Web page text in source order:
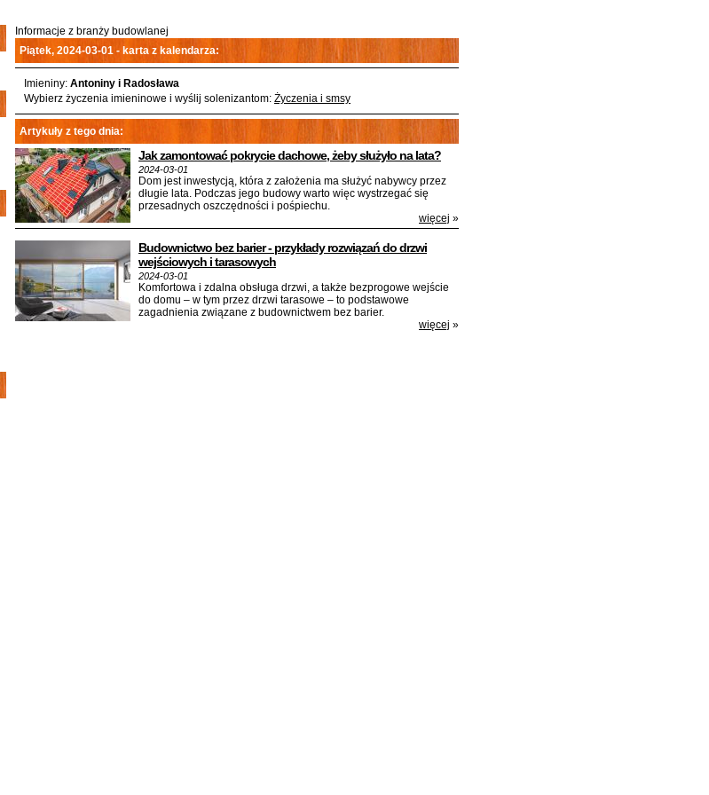
Informacje z branży budowlanej
Piątek, 2024-03-01 - karta z kalendarza:
Imieniny: Antoniny i Radosława
Wybierz życzenia imieninowe i wyślij solenizantom: Życzenia i smsy
Artykuły z tego dnia:
Jak zamontować pokrycie dachowe, żeby służyło na lata?
2024-03-01
Dom jest inwestycją, która z założenia ma służyć nabywcy przez
długie lata. Podczas jego budowy warto więc wystrzegać się
przesadnych oszczędności i pośpiechu.
więcej »
Budownictwo bez barier - przykłady rozwiązań do drzwi
wejściowych i tarasowych
2024-03-01
Komfortowa i zdalna obsługa drzwi, a także bezprogowe wejście
do domu – w tym przez drzwi tarasowe – to podstawowe
zagadnienia związane z budownictwem bez barier.
więcej »